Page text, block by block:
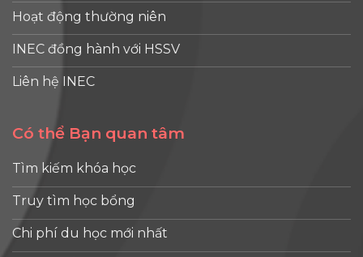
Hoạt động thường niên
INEC đồng hành với HSSV
Liên hệ INEC
Có thể Bạn quan tâm
Tìm kiếm khóa học
Truy tìm học bổng
Chi phí du học mới nhất